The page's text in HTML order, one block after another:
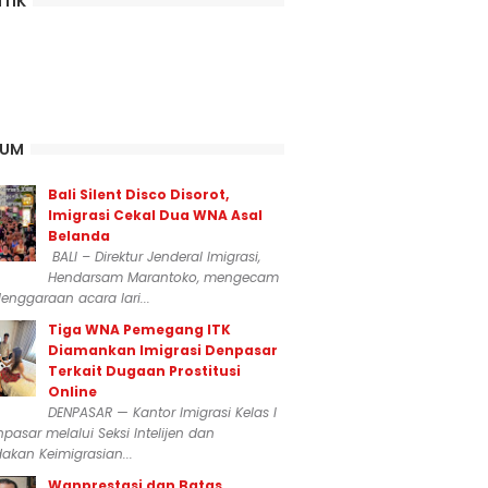
Bali Silent Disco Disorot,
Imigrasi Cekal Dua WNA Asal
Belanda
BALI – Direktur Jenderal Imigrasi,
Hendarsam Marantoko, mengecam
acara lari...
Tiga WNA Pemegang ITK
Diamankan Imigrasi Denpasar
Terkait Dugaan Prostitusi
Online
DENPASAR — Kantor Imigrasi Kelas I
melalui Seksi Intelijen dan
Keimigrasian...